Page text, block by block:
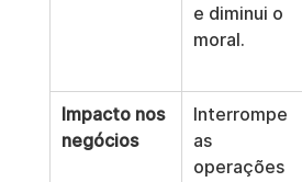
e diminui o
moral.
Impacto nos
negócios
Interrompe
as
operações